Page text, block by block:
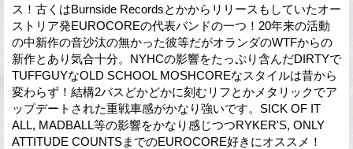
ス！古くはBurnside Recordsとかからリリースもしていたオー
ストリア発EUROCOREの代表バンドの一つ！20年来の活動
の中新作の音沙汰の無かった彼等だがオランダのWTFからの
新作とあり気合十分。NYHCの影響をたっぷり含んだDIRTYで
TUFFGUYなOLD SCHOOL MOSHCOREなスタイルは昔から
変わらず！結構2バスどかどかに刻むリフとかメタリックでア
ップデートされた重戦車感がかなり強いです。SICK OF IT
ALL, MADBALL等の影響をかなり感じつつRYKER'S, ONLY
ATTITUDE COUNTSまでのEUROCORE好きにオススメ！